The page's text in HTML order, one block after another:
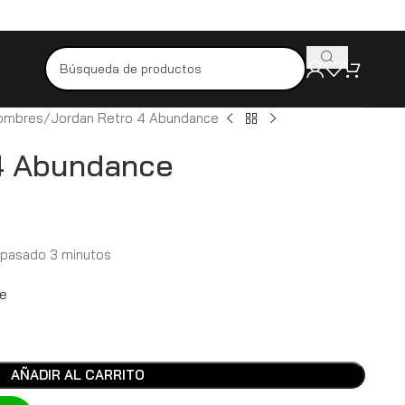
Jordan Retro 4 Abundance
3 minutos
AÑADIR AL CARRITO